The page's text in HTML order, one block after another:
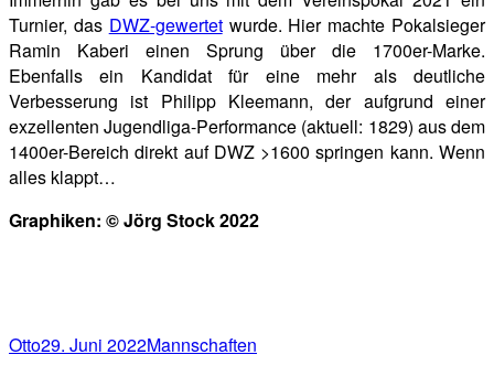
Turnier, das DWZ-gewertetwurde. Hier machte Pokalsieger
Ramin Kaberi einen Sprung über die 1700er-Marke.
Ebenfalls ein Kandidat für eine mehr als deutliche
Verbesserung ist Philipp Kleemann, der aufgrund einer
exzellenten Jugendliga-Performance (aktuell: 1829) aus dem
1400er-Bereich direkt auf DWZ >1600 springen kann. Wenn
alles klappt…
Graphiken: © Jörg Stock 2022
Autor
OttoVeröffentlicht
am
29. Juni 2022Kategorien
Mannschaften